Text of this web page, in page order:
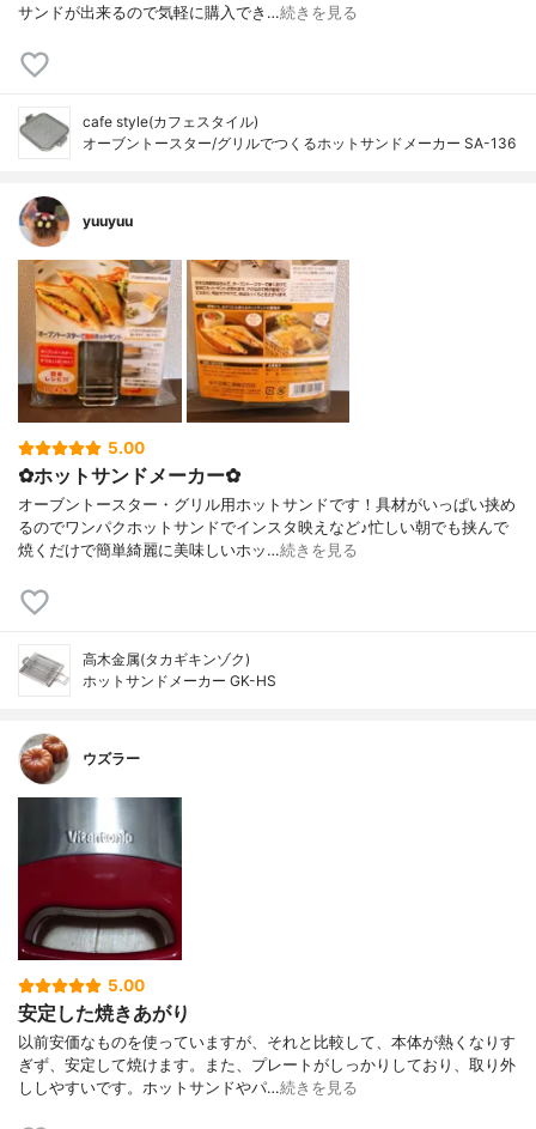
サンドが出来るので気軽に購入でき…続きを見る
cafe style(カフェスタイル)
オーブントースター/グリルでつくるホットサンドメーカー SA-136
yuuyuu
5.00
✿ホットサンドメーカー✿
オーブントースター・グリル用ホットサンドです！具材がいっぱい挟め
るのでワンパクホットサンドでインスタ映えなど♪忙しい朝でも挟んで
焼くだけで簡単綺麗に美味しいホッ…続きを見る
高木金属(タカギキンゾク)
ホットサンドメーカー GK-HS
ウズラー
5.00
安定した焼きあがり
以前安価なものを使っていますが、それと比較して、本体が熱くなりす
ぎず、安定して焼けます。また、プレートがしっかりしており、取り外
ししやすいです。ホットサンドやパ…続きを見る